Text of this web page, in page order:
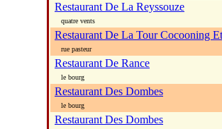
Restaurant De La Reyssouze
quatre vents
Restaurant De La Tour Cocooning
rue pasteur
Restaurant De Rance
le bourg
Restaurant Des Dombes
le bourg
Restaurant Des Dombes